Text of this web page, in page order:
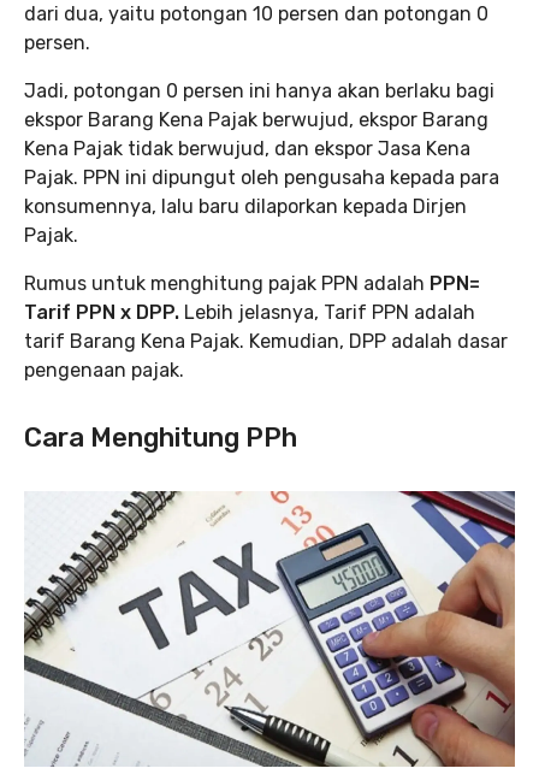
dari dua, yaitu potongan 10 persen dan potongan 0
persen.
Jadi, potongan 0 persen ini hanya akan berlaku bagi
ekspor Barang Kena Pajak berwujud, ekspor Barang
Kena Pajak tidak berwujud, dan ekspor Jasa Kena
Pajak. PPN ini dipungut oleh pengusaha kepada para
konsumennya, lalu baru dilaporkan kepada Dirjen
Pajak.
Rumus untuk menghitung pajak PPN adalah PPN=
Tarif PPN x DPP. Lebih jelasnya, Tarif PPN adalah
tarif Barang Kena Pajak. Kemudian, DPP adalah dasar
pengenaan pajak.
Cara Menghitung PPh